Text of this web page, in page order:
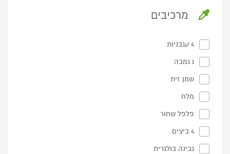
מרכיבים
4 עגבניות
1 גמבה
שמן זית
מלח
פלפל שחור
4 ביצים
גבינה בולגרית